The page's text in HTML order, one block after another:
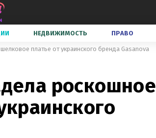
НЕДВИЖИМОСТЬ ПРАВО
платье от украинского бренда Gasanova
роскошное